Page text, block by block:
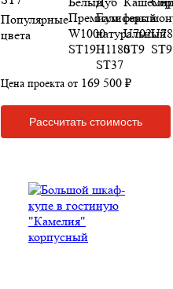
Популярные
цвета
Цена проекта от 169 500 ₽
Рассчитать стоимость